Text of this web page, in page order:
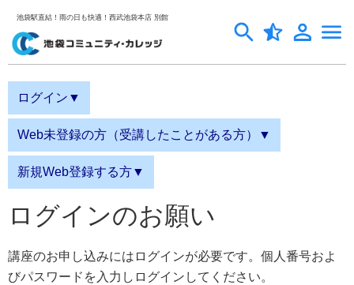
池袋駅直結！雨の日も快適！西武池袋本店 別館
ログイン▼
Web未登録の方（受講したことがある方）▼
新規Web登録する方▼
ログインのお願い
講座のお申し込みにはログインが必要です。個人番号およ
びパスワードを入力しログインしてください。